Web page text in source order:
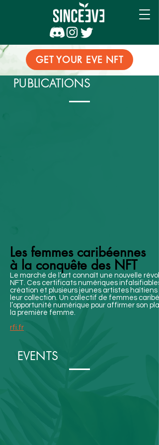
GET YOUR EVE NFT
PUBLICATIONS
Les femmes caribéennes
à la conquête des NFT
Le marché de l’art connaît une nouvelle
NFT. Ces certificats numériques
création et plusieurs jeunes artistes
leur collection. Un collectif de femmes
l’opportunité numérique pour affirmer son
la première femme.
rfi.fr
EVENTS